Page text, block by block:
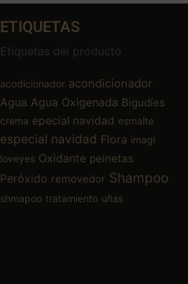
ETIQUETAS
Etiquetas del producto
acodicionador acondicionador
Agua Agua Oxigenada Bigudíes
crema epecial navidad esmalte
especial navidad Flora imagi
loveyes Oxidante peinetas
Peróxido removedor Shampoo
shmapoo tratamiento uñas